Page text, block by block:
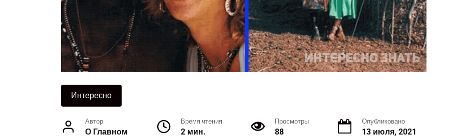
Интересно
Автор
О Главном
Время чтения
2 мин.
Просмотры
88
Опубликовано
13 июля, 2021